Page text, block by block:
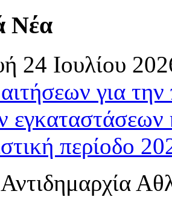
Νέα
24 Ιουλίου
για
περίοδο